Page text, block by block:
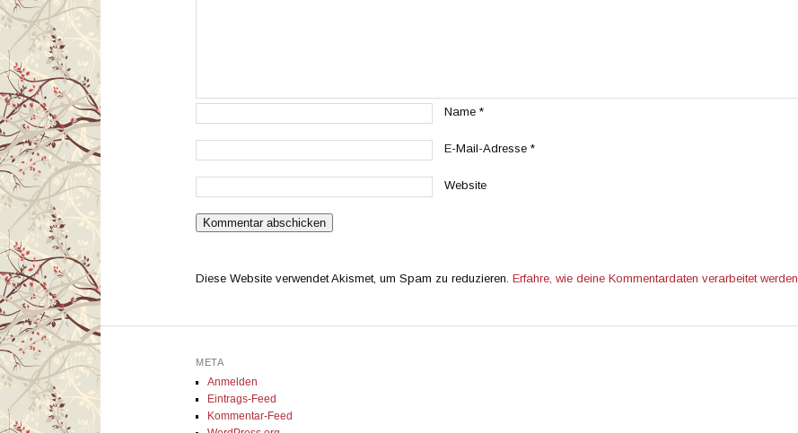
Name *
E-Mail-Adresse *
Website
Diese Website verwendet Akismet, um Spam zu reduzieren. Erfahre, wie deine Kommentardaten verarbeitet werden.
META
Anmelden
Eintrags-Feed
Kommentar-Feed